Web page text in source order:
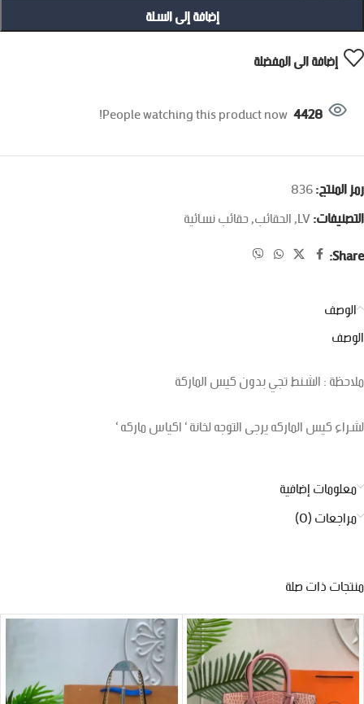
إضافة إلى السلة
إضافة الى المفضلة
4428
People watching this product now!
رمز المنتج:836
التصنيفات:LV
,الحقائب,حقائب نسائية
Share:
الوصف
الوصف
ملاحظة : الشنط تجي بدون كيس الماركة
لشراء كيس الماركه يرجى التوجه لخانة ‘ اكياس ماركه ‘
معلومات إضافية
مراجعات (0)
منتجات ذات صلة